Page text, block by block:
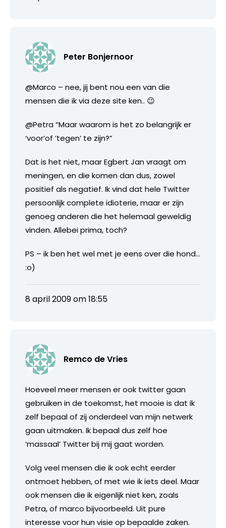
Peter Bonjernoor
@Marco – nee, jij bent nou een van die
mensen die ik via deze site ken.. 😉
@Petra “Maar waarom is het zo belangrijk er
‘voor’of ’tegen’ te zijn?”
Dat is het niet, maar Egbert Jan vraagt om
meningen, en die komen dan dus, zowel
positief als negatief. Ik vind dat hele Twitter
persoonlijk complete idioterie, maar er zijn
genoeg anderen die het helemaal geweldig
vinden. Allebei prima, toch?
PS – ik ben het wel met je eens over die hond…
:o)
8 april 2009 om 18:55
Remco de Vries
Hoeveel meer mensen er ook twitter gaan
gebruiken in de toekomst, het mooie is dat ik
zelf bepaal of zij onderdeel van mijn netwerk
gaan uitmaken. Ik bepaal dus zelf hoe
‘massaal’ Twitter bij mij gaat worden.
Volg veel mensen die ik ook echt eerder
ontmoet hebben, of met wie ik iets deel. Maar
ook mensen die ik eigenlijk niet ken, zoals
Petra, of marco bijvoorbeeld. Uit pure
interesse voor hun visie op bepaalde zaken.